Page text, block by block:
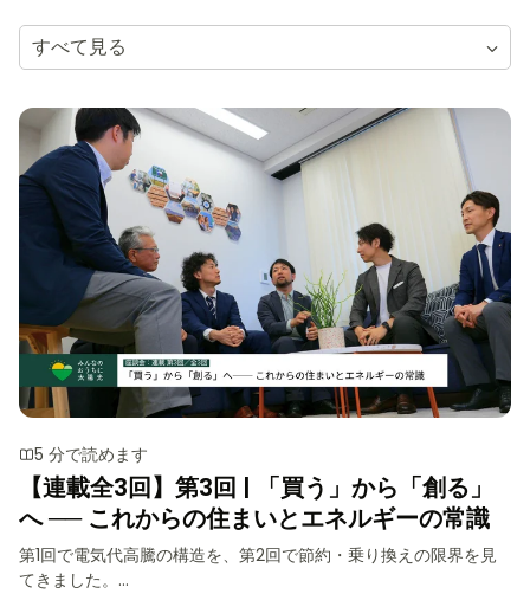
すべて見る
5 分で読めます
【連載全3回】第3回 | 「買う」から「創る」
へ ── これからの住まいとエネルギーの常識
第1回で電気代高騰の構造を、第2回で節約・乗り換えの限界を見
てきました。...